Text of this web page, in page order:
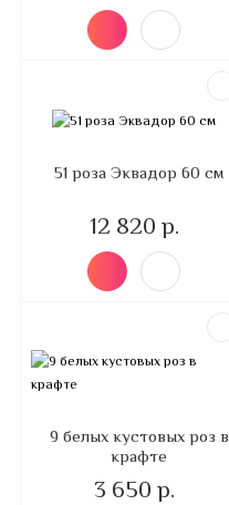
51 роза Эквадор 60 см
12 820 р.
9 белых кустовых роз в
крафте
3 650 р.